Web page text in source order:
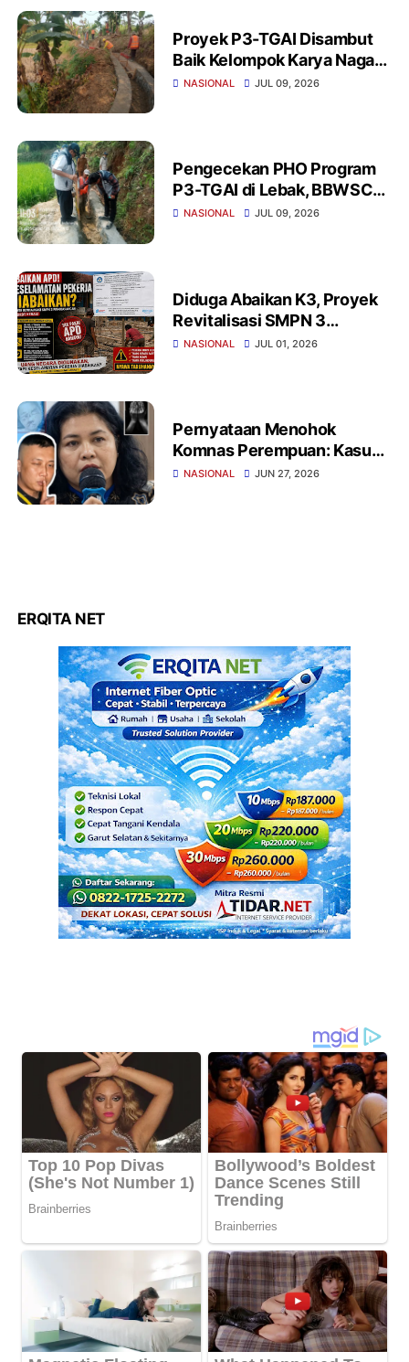
Proyek P3-TGAI Disambut
Baik Kelompok Karya Naga
Cihara Lebak, Pastikan
NASIONAL JUL 09, 2026
Pengecekan PHO Program
P3-TGAI di Lebak, BBWSC3:
Fisik Irigasi Sesuai
NASIONAL JUL 09, 2026
Diduga Abaikan K3, Proyek
Revitalisasi SMPN 3
Panggarangan Sorotan
NASIONAL JUL 01, 2026
Pernyataan Menohok
Komnas Perempuan: Kasus
Dugaan Penyekapan di
NASIONAL JUN 27, 2026
ERQITA NET